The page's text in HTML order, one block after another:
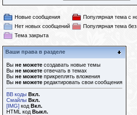
Новые сообщения
Популярная тема с
Нет новых сообщений
Популярная тема
Тема закрыта
Ваши права в разделе
Вы не можете создавать новые темы
Вы не можете отвечать в темах
Вы не можете прикреплять вложения
Вы не можете редактировать свои сообщения
BB коды Вкл.
Смайлы Вкл.
[IMG] код Вкл.
HTML код Выкл.